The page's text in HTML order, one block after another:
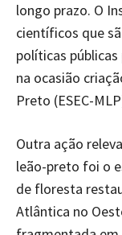
longo prazo. O
científicos que
políticas
na ocasião
Preto (ESEC-
Outra ação
leão-preto foi o
de floresta
Atlântica no